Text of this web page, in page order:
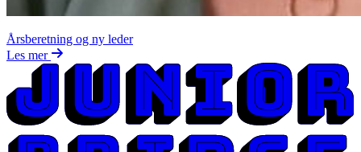
Årsberetning og ny leder
Les mer